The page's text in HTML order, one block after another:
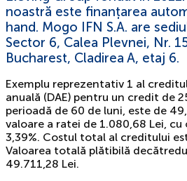
noastră este finanțarea
hand. Mogo IFN S.A. are
Sector 6, Calea Plevnei, Nr.
Bucharest, Cladirea A, etaj 6.
Exemplu reprezentativ 1 al
anuală (DAE) pentru un credit de
perioadă de 60 de luni, este de
valoare a ratei de 1.080,68 Lei,
3,39%. Costul total al creditului
Valoarea totală plătibilă
49.711,28 Lei.